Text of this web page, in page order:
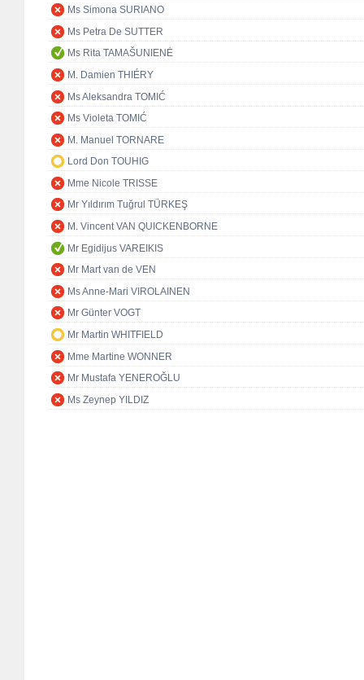
Ms Simona SURIANO
Ms Petra De SUTTER
Ms Rita TAMAŠUNIENĖ
M. Damien THIÉRY
Ms Aleksandra TOMIĆ
Ms Violeta TOMIĆ
M. Manuel TORNARE
Lord Don TOUHIG
Mme Nicole TRISSE
Mr Yıldırım Tuğrul TÜRKEŞ
M. Vincent VAN QUICKENBORNE
Mr Egidijus VAREIKIS
Mr Mart van de VEN
Ms Anne-Mari VIROLAINEN
Mr Günter VOGT
Mr Martin WHITFIELD
Mme Martine WONNER
Mr Mustafa YENEROĞLU
Ms Zeynep YILDIZ